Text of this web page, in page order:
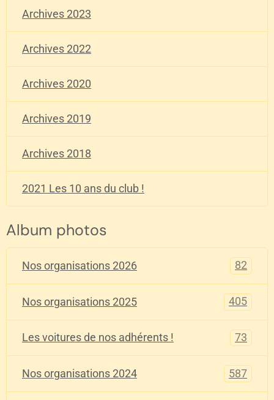
Archives 2023
Archives 2022
Archives 2020
Archives 2019
Archives 2018
2021 Les 10 ans du club !
Album photos
Nos organisations 2026 82
Nos organisations 2025 405
Les voitures de nos adhérents ! 73
Nos organisations 2024 587